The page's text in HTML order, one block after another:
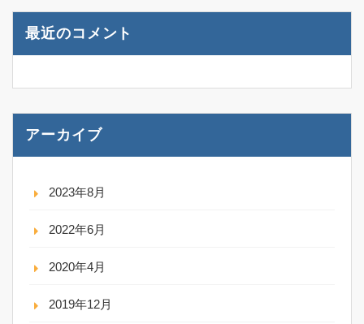
最近のコメント
アーカイブ
2023年8月
2022年6月
2020年4月
2019年12月